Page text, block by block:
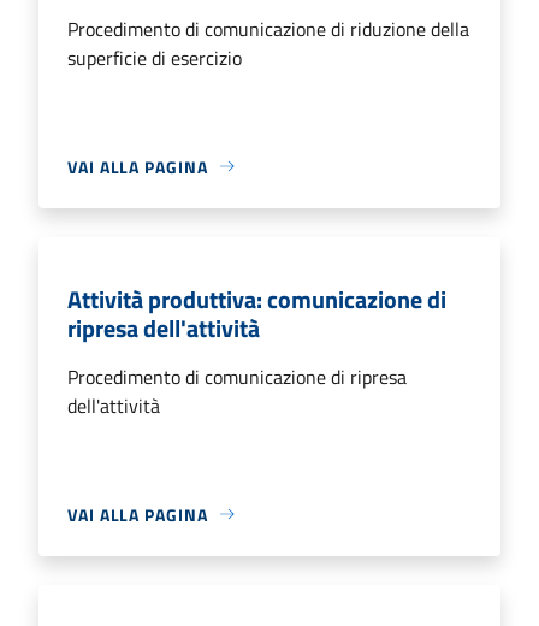
Procedimento di comunicazione di riduzione della
superficie di esercizio
VAI ALLA PAGINA
Attività produttiva: comunicazione di
ripresa dell'attività
Procedimento di comunicazione di ripresa
dell'attività
VAI ALLA PAGINA